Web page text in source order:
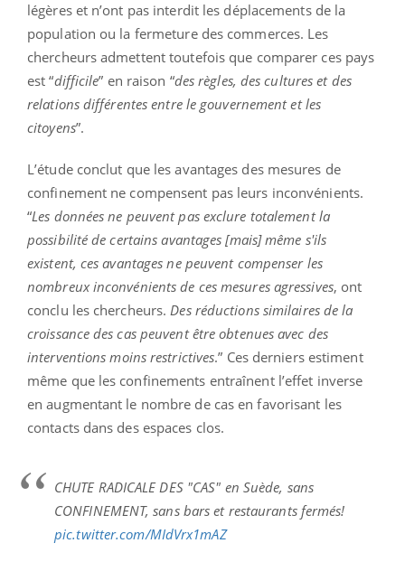
légères et n’ont pas interdit les déplacements de la
population ou la fermeture des commerces. Les
chercheurs admettent toutefois que comparer ces pays
est “difficile” en raison “des règles, des cultures et des
relations différentes entre le gouvernement et les
citoyens”.
L’étude conclut que les avantages des mesures de
confinement ne compensent pas leurs inconvénients.
“Les données ne peuvent pas exclure totalement la
possibilité de certains avantages [mais] même s'ils
existent, ces avantages ne peuvent compenser les
nombreux inconvénients de ces mesures agressives, ont
conclu les chercheurs.Des réductions similaires de la
croissance des cas peuvent être obtenues avec des
interventions moins restrictives.” Ces derniers estiment
même que les confinements entraînent l’effet inverse
en augmentant le nombre de cas en favorisant les
contacts dans des espaces clos.
CHUTE RADICALE DES "CAS" en Suède, sans
CONFINEMENT, sans bars et restaurants fermés!
pic.twitter.com/MIdVrx1mAZ